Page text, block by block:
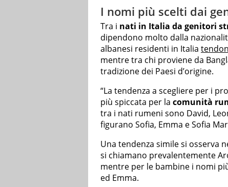
I nomi più scelti dai
Tra i nati in Italia da genitori
dipendono molto dalla
albanesi residenti in Italia
mentre tra chi proviene da
tradizione dei Paesi d’origine.
“La tendenza a scegliere per i
più spiccata per la comunità
tra i nati rumeni sono David,
figurano Sofia, Emma e Sofia
Una tendenza simile si osserva
si chiamano prevalentemente
mentre per le bambine i nomi
ed Emma.